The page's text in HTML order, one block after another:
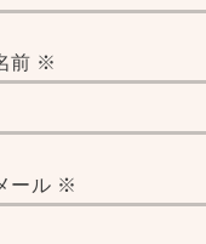
前 ※
ール ※